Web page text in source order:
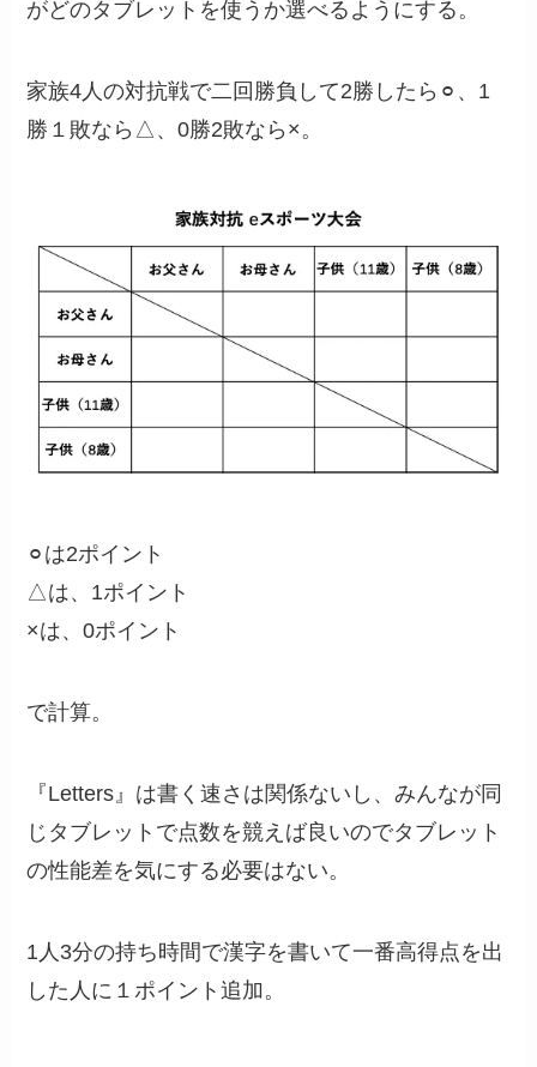
がどのタブレットを使うか選べるようにする。
家族4人の対抗戦で二回勝負して2勝したら⚪︎、1
勝１敗なら△、0勝2敗なら×。
⚪︎は2ポイント
△は、1ポイント
×は、0ポイント
で計算。
『Letters』は書く速さは関係ないし、みんなが同
じタブレットで点数を競えば良いのでタブレット
の性能差を気にする必要はない。
1人3分の持ち時間で漢字を書いて一番高得点を出
した人に１ポイント追加。